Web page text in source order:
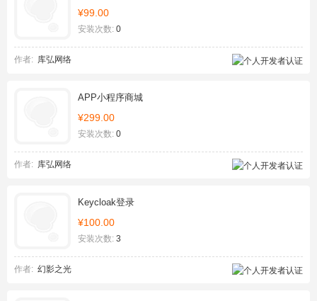
¥99.00
安装次数: 0
作者: 库弘网络
APP小程序商城
¥299.00
安装次数: 0
作者: 库弘网络
Keycloak登录
¥100.00
安装次数: 3
作者: 幻影之光